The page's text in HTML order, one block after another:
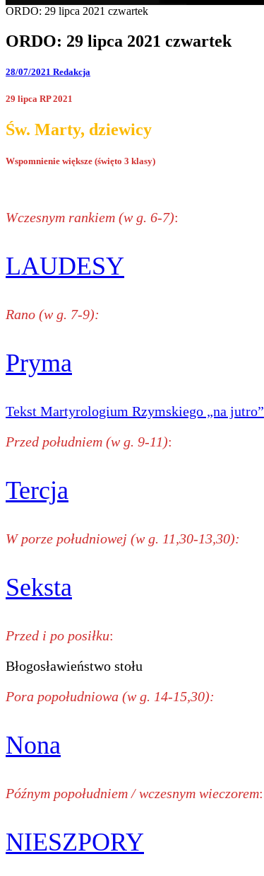
ORDO: 29 lipca 2021 czwartek
ORDO: 29 lipca 2021 czwartek
28/07/2021 Redakcja
29 lipca RP 2021
Św. Marty, dziewicy
Wspomnienie większe (święto 3 klasy)
Wczesnym rankiem (w g. 6-7):
LAUDESY
Rano (w g. 7-9):
Pryma
Tekst Martyrologium Rzymskiego „na jutro”
Przed południem (w g. 9-11):
Tercja
W porze południowej (w g. 11,30-13,30):
Seksta
Przed i po posiłku:
Błogosławieństwo stołu
Pora popołudniowa (w g. 14-15,30):
Nona
Późnym popołudniem / wczesnym wieczorem:
NIESZPORY